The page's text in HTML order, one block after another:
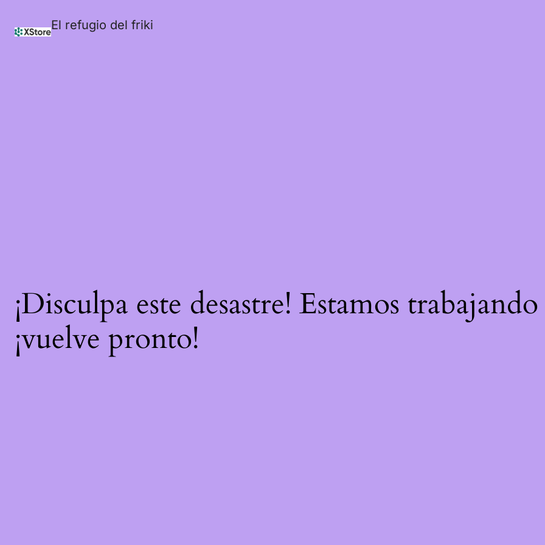
El refugio del friki
¡Disculpa este desastre! Estamos
¡vuelve pronto!